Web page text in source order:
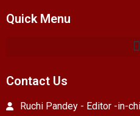
Quick Menu
Contact Us
Ruchi Pandey - Editor -in-